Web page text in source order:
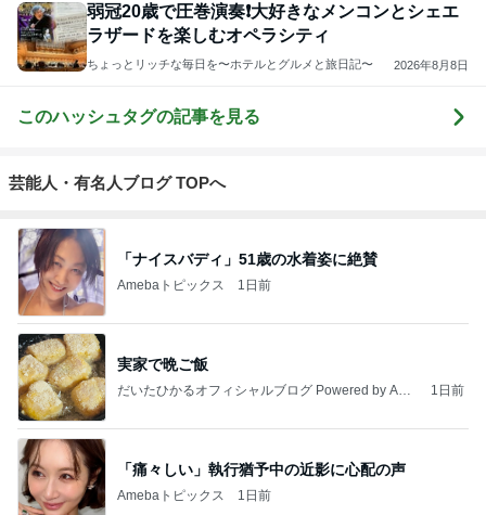
弱冠20歳で圧巻演奏❗️大好きなメンコンとシェエ
ラザードを楽しむオペラシティ
ちょっとリッチな毎日を〜ホテルとグルメと旅日記〜 2026年8月8日
このハッシュタグの記事を見る
芸能人・有名人ブログ TOPへ
「ナイスバディ」51歳の水着姿に絶賛
Amebaトピックス 1日前
実家で晩ご飯
だいたひかるオフィシャルブログ Powered by Ame
1日前
「痛々しい」執行猶予中の近影に心配の声
Amebaトピックス 1日前